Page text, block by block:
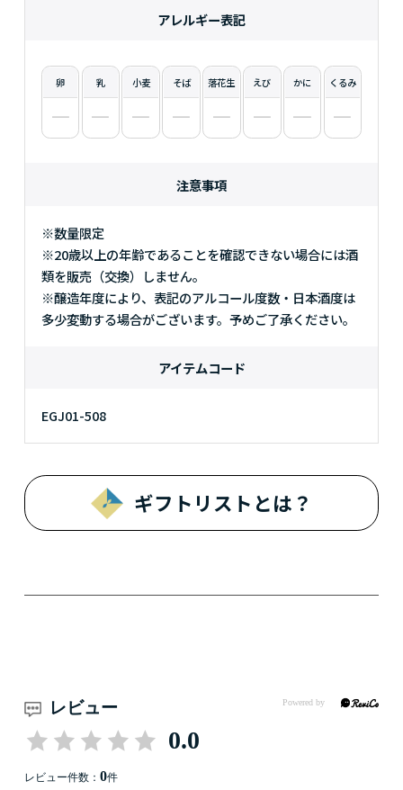
アレルギー表記
卵 乳 小麦 そば 落花生 えび かに くるみ
注意事項
※数量限定
※20歳以上の年齢であることを確認できない場合には酒
類を販売（交換）しません。
※醸造年度により、表記のアルコール度数・日本酒度は
多少変動する場合がございます。予めご了承ください。
アイテムコード
EGJ01-508
ギフトリストとは？
レビュー
0.0
レビュー件数： 0件